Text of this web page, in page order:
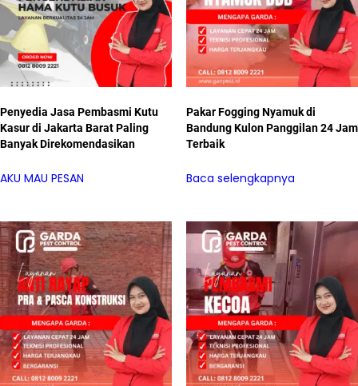
Penyedia Jasa Pembasmi Kutu
Kasur di Jakarta Barat Paling
Banyak Direkomendasikan
AKU MAU PESAN
Pakar Fogging Nyamuk di
Bandung Kulon Panggilan 24 Jam
Terbaik
Baca selengkapnya